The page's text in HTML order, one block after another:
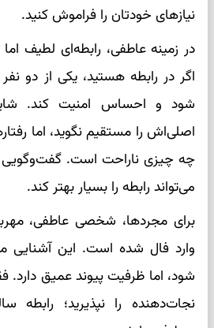
نیازهای خودتان را فراموش کنید.
در زمینه عاطفی، رابطه‌ای لطیف
اگر در رابطه هستید، یکی از دو
شود و احساس امنیت کند.
اصلی‌اش را مستقیم نگوید، اما
چه چیزی ناراحت است. گفت‌وگویی
می‌تواند رابطه را بسیار بهتر کند.
برای مجردها، شخصی عاطفی،
وارد فال شده است. این آشنایی
شود، اما ظرفیت پیوند عمیق
نجات‌دهنده را نپذیرید؛ رابطه